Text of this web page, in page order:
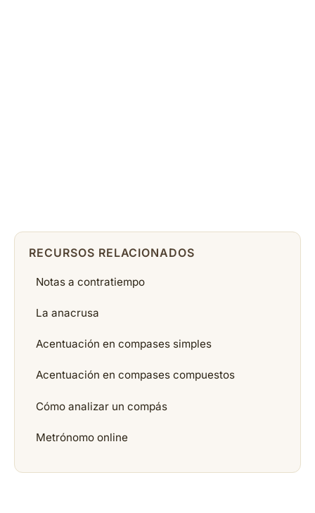
RECURSOS RELACIONADOS
Notas a contratiempo
La anacrusa
Acentuación en compases simples
Acentuación en compases compuestos
Cómo analizar un compás
Metrónomo online